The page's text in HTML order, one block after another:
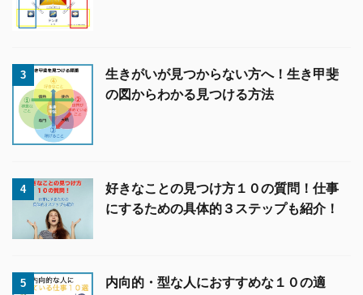
3
生きがいが見つからない方へ！生き甲斐
の図からわかる見つける方法
4
好きなことの見つけ方１０の質問！仕事
にするための具体的３ステップも紹介！
5 内向的・型な人におすすめな１０の適